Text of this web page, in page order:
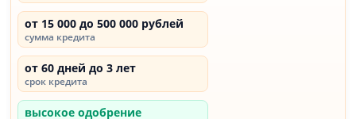
от 15 000 до 500 000 рублей
сумма кредита
от 60 дней до 3 лет
срок кредита
высокое одобрение